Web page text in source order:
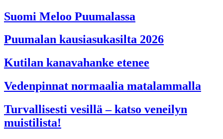
Suomi Meloo Puumalassa
Puumalan kausiasukasilta 2026
Kutilan kanavahanke etenee
Vedenpinnat normaalia matalammalla
Turvallisesti vesillä – katso veneilyn
muistilista!